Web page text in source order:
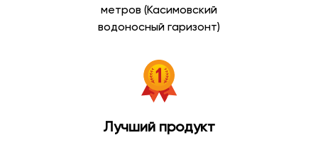
артезианская вода;
минеральная вода;
негазированная вода;
вода высшей категории;
вода первой категории;
вода для дома и офиса.
метров (Касимовский
водоносный гаризонт)
Лучший продукт